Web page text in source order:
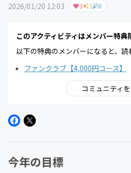
2026/01/20 12:03 3 3 0
このアクティビティはメンバー特典
以下の特典のメンバーになると、読
ファンクラブ【4,000円コース】
コミュニティ
今年の目標